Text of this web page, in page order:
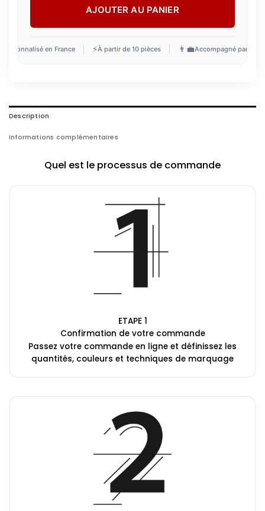
AJOUTER AU PANIER
Personnalisé en France ⚡À partir de 10 pièces 👨‍💼Accompagné par un
Description
Informations complémentaires
Quel est le processus de commande
ETAPE 1
Confirmation de votre commande
Passez votre commande en ligne et définissez les
quantités, couleurs et techniques de marquage